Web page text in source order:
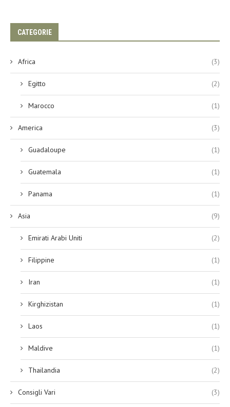
CATEGORIE
Africa (3)
Egitto (2)
Marocco (1)
America (3)
Guadaloupe (1)
Guatemala (1)
Panama (1)
Asia (9)
Emirati Arabi Uniti (2)
Filippine (1)
Iran (1)
Kirghizistan (1)
Laos (1)
Maldive (1)
Thailandia (2)
Consigli Vari (3)